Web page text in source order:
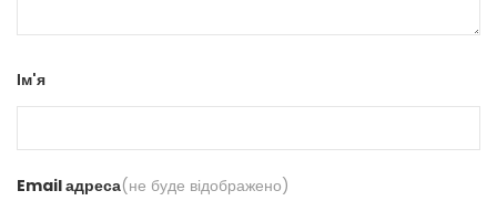
Ім'я
Email адреса(не буде відображено)